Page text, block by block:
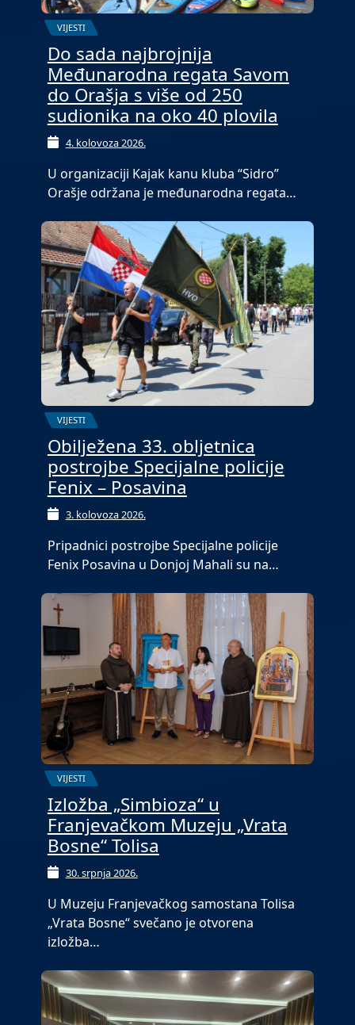
VIJESTI
Do sada najbrojnija
Međunarodna regata Savom
do Orašja s više od 250
sudionika na oko 40 plovila
4. kolovoza 2026.
U organizaciji Kajak kanu kluba “Sidro”
Orašje održana je međunarodna regata…
VIJESTI
Obilježena 33. obljetnica
postrojbe Specijalne policije
Fenix – Posavina
3. kolovoza 2026.
Pripadnici postrojbe Specijalne policije
Fenix Posavina u Donjoj Mahali su na…
VIJESTI
Izložba „Simbioza“ u
Franjevačkom Muzeju „Vrata
Bosne“ Tolisa
30. srpnja 2026.
U Muzeju Franjevačkog samostana Tolisa
„Vrata Bosne“ svečano je otvorena
izložba…